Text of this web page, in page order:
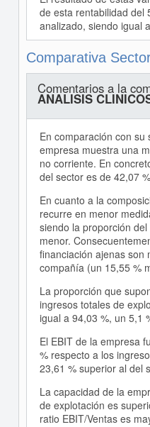
de esta rentabilidad del
analizado, siendo igual
Comparativa
Comentarios a la
ANALISIS
En comparación con su
empresa muestra una
no corriente. En
del sector es de 42,07
En cuanto a la
recurre en menor
siendo la proporción
menor.
financiación ajenas son
compañía (un 15,55 %
La proporción que
ingresos totales de
igual a 94,03 %, un 5,1
El EBIT de la empresa
% respecto a los
23,61 % superior al del
La capacidad de la
de explotación es
ratio EBIT/Ventas es